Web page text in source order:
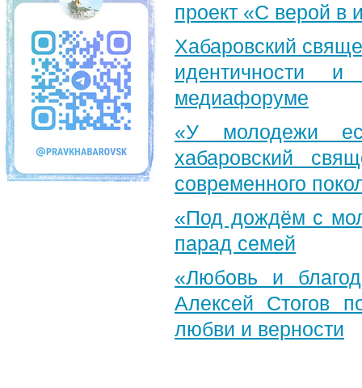
проект «С верой в
Хабаровский
идентичности
медиафоруме
«У молодежи
хабаровский
современного
«Под дождём с
парад семей
«Любовь и
Алексей Стогов
любви и верности